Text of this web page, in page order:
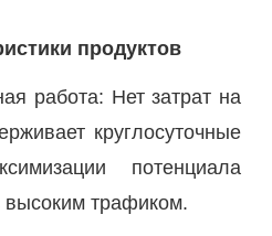
продуктов
работа: Нет затрат на
круглосуточные
потенциала
высоким трафиком.